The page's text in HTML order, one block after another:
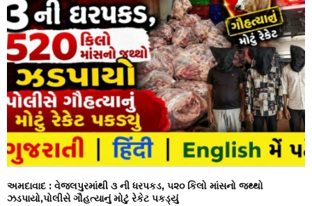
અમદાવાદ : વેજલપુરમાંથી ૩ ની ધરપકડ, ૫૨૦ કિલો માંસનો જથ્થો
ઝડપાયો,પોલીસે ગૌહત્યાનું મોટું રેકેટ પકડ્યું